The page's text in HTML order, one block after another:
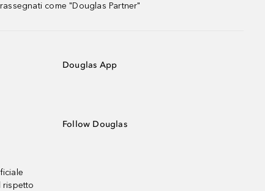
come "Douglas Partner"
rispetto
Douglas App
Follow Douglas